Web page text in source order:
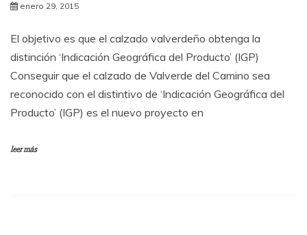
enero 29, 2015
El objetivo es que el calzado valverdeño obtenga la
distinción ‘Indicación Geográfica del Producto’ (IGP)
Conseguir que el calzado de Valverde del Camino sea
reconocido con el distintivo de ‘Indicación Geográfica del
Producto’ (IGP) es el nuevo proyecto en
leer más